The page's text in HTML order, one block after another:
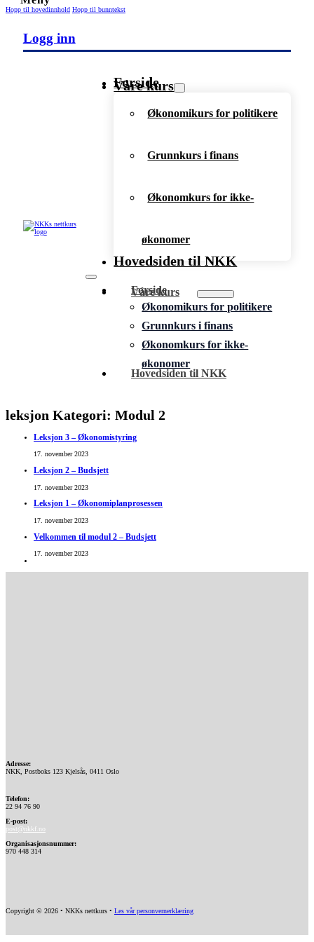
Hopp til hovedinnhold Hopp til bunntekst
Logg inn
Forside
Våre kurs
Økonomikurs for politikere
Grunnkurs i finans
Økonomkurs for ikke-
økonomer
Hovedsiden til NKK
Forside
Våre kurs
Økonomikurs for politikere
Grunnkurs i finans
Økonomkurs for ikke-
økonomer
Hovedsiden til NKK
leksjon Kategori: Modul 2
Leksjon 3 – Økonomistyring
17. november 2023
Leksjon 2 – Budsjett
17. november 2023
Leksjon 1 – Økonomiplanprosessen
17. november 2023
Velkommen til modul 2 – Budsjett
17. november 2023
Adresse:
NKK, Postboks 123 Kjelsås, 0411 Oslo
Telefon:
22 94 76 90
E-post:
post@nkkf.no
Organisasjonsnummer:
970 448 314
Copyright © 2026 • NKKs nettkurs • Les vår personvernerklæring